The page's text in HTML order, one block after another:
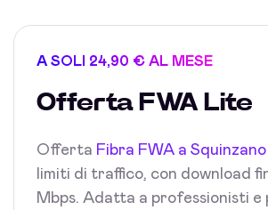
A SOLI 24,90 € AL MESE
Offerta FWA Lite
Offerta Fibra FWA a Squinzano
limiti di traffico, con download
Mbps. Adatta a professionisti e